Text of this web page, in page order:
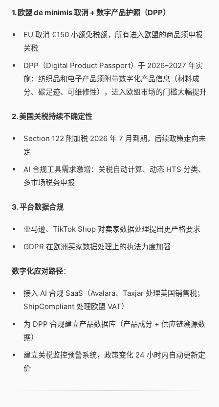
1. 欧盟 de minimis 取消 + 数字产品护照（DPP）
EU 取消 €150 小额免税额，所有进入欧盟的商品须申报
关税
DPP（Digital Product Passport）于 2026–2027 年实
施：纺织品和电子产品须附带数字化产品信息（材料成
分、碳足迹、可维修性），进入欧盟市场的门槛大幅提升
2. 美国关税持续不确定性
Section 122 附加税 2026 年 7 月到期，后续政策走向未
定
AI 合规工具需求激增：关税自动计算、动态 HTS 分类、
多市场税务申报
3. 平台数据合规
亚马逊、TikTok Shop 对卖家数据处理提出更严格要求
GDPR 在欧洲买家数据处理上的执法力度加强
数字化应对路径：
接入 AI 合规 SaaS（Avalara、Taxjar 处理美国销售税；
ShipCompliant 处理欧盟 VAT）
为 DPP 合规建立产品数据库（产品成分 + 供应链溯源数
据）
建立关税监控预警系统，政策变化 24 小时内自动更新定
价